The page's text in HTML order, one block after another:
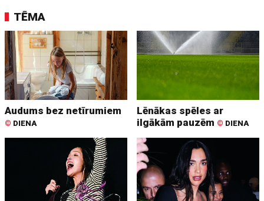
TĒMA
Audums bez netīrumiem
© DIENA
Lēnākas spēles ar
ilgākām pauzēm © DIENA